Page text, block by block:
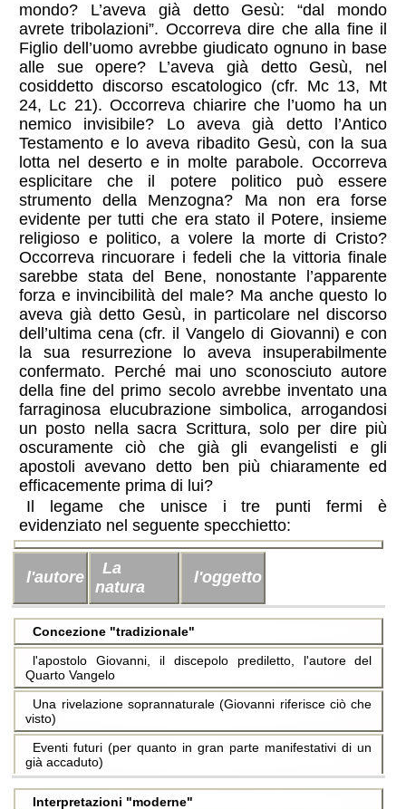
mondo? L’aveva già detto Gesù: “dal mondo
avrete tribolazioni”. Occorreva dire che alla fine il
Figlio dell’uomo avrebbe giudicato ognuno in base
alle sue opere? L’aveva già detto Gesù, nel
cosiddetto discorso escatologico (cfr. Mc 13, Mt
24, Lc 21). Occorreva chiarire che l’uomo ha un
nemico invisibile? Lo aveva già detto l’Antico
Testamento e lo aveva ribadito Gesù, con la sua
lotta nel deserto e in molte parabole. Occorreva
esplicitare che il potere politico può essere
strumento della Menzogna? Ma non era forse
evidente per tutti che era stato il Potere, insieme
religioso e politico, a volere la morte di Cristo?
Occorreva rincuorare i fedeli che la vittoria finale
sarebbe stata del Bene, nonostante l’apparente
forza e invincibilità del male? Ma anche questo lo
aveva già detto Gesù, in particolare nel discorso
dell’ultima cena (cfr. il Vangelo di Giovanni) e con
la sua resurrezione lo aveva insuperabilmente
confermato. Perché mai uno sconosciuto autore
della fine del primo secolo avrebbe inventato una
farraginosa elucubrazione simbolica, arrogandosi
un posto nella sacra Scrittura, solo per dire più
oscuramente ciò che già gli evangelisti e gli
apostoli avevano detto ben più chiaramente ed
efficacemente prima di lui?
Il legame che unisce i tre punti fermi è
evidenziato nel seguente specchietto:
l'autore
La
natura
l'oggetto
Concezione "tradizionale"
l'apostolo Giovanni, il discepolo prediletto, l'autore del
Quarto Vangelo
Una rivelazione soprannaturale (Giovanni riferisce ciò che
visto)
Eventi futuri (per quanto in gran parte manifestativi di un
già accaduto)
Interpretazioni "moderne"